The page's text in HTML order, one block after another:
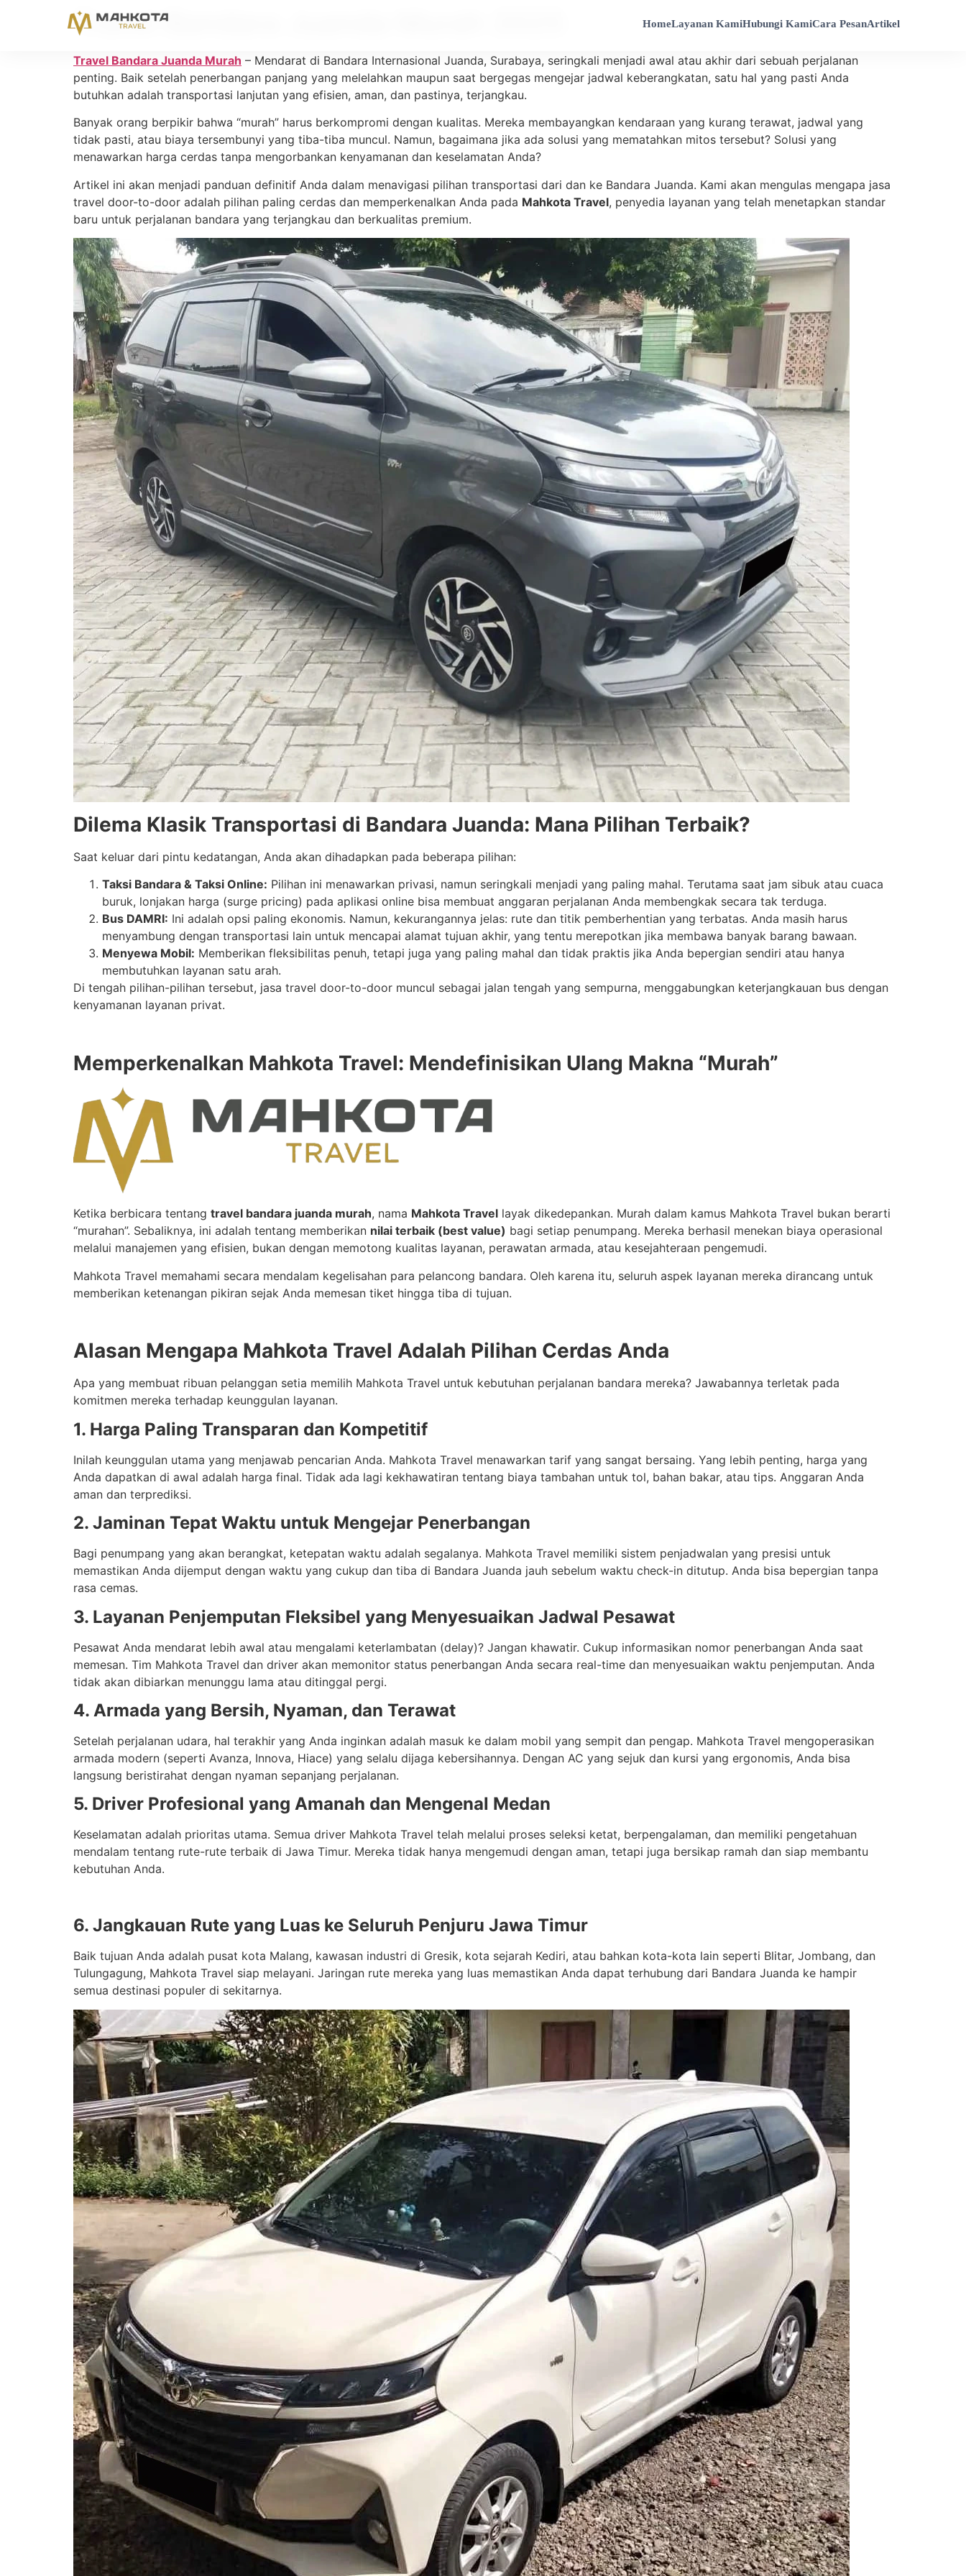
HomeLayanan KamiHubungi KamiCara PesanArtikel
Travel Bandara Juanda Murah 2025
Travel Bandara Juanda Murah – Mendarat di Bandara Internasional Juanda, Surabaya, seringkali menjadi awal atau akhir dari sebuah perjalanan
penting. Baik setelah penerbangan panjang yang melelahkan maupun saat bergegas mengejar jadwal keberangkatan, satu hal yang pasti Anda
butuhkan adalah transportasi lanjutan yang efisien, aman, dan pastinya, terjangkau.
Banyak orang berpikir bahwa “murah” harus berkompromi dengan kualitas. Mereka membayangkan kendaraan yang kurang terawat, jadwal yang
tidak pasti, atau biaya tersembunyi yang tiba-tiba muncul. Namun, bagaimana jika ada solusi yang mematahkan mitos tersebut? Solusi yang
menawarkan harga cerdas tanpa mengorbankan kenyamanan dan keselamatan Anda?
Artikel ini akan menjadi panduan definitif Anda dalam menavigasi pilihan transportasi dari dan ke Bandara Juanda. Kami akan mengulas mengapa jasa
travel door-to-door adalah pilihan paling cerdas dan memperkenalkan Anda pada Mahkota Travel, penyedia layanan yang telah menetapkan standar
baru untuk perjalanan bandara yang terjangkau dan berkualitas premium.
Dilema Klasik Transportasi di Bandara Juanda: Mana Pilihan Terbaik?
Saat keluar dari pintu kedatangan, Anda akan dihadapkan pada beberapa pilihan:
Taksi Bandara & Taksi Online: Pilihan ini menawarkan privasi, namun seringkali menjadi yang paling mahal. Terutama saat jam sibuk atau cuaca
buruk, lonjakan harga (surge pricing) pada aplikasi online bisa membuat anggaran perjalanan Anda membengkak secara tak terduga.
Bus DAMRI: Ini adalah opsi paling ekonomis. Namun, kekurangannya jelas: rute dan titik pemberhentian yang terbatas. Anda masih harus
menyambung dengan transportasi lain untuk mencapai alamat tujuan akhir, yang tentu merepotkan jika membawa banyak barang bawaan.
Menyewa Mobil: Memberikan fleksibilitas penuh, tetapi juga yang paling mahal dan tidak praktis jika Anda bepergian sendiri atau hanya
membutuhkan layanan satu arah.
Di tengah pilihan-pilihan tersebut, jasa travel door-to-door muncul sebagai jalan tengah yang sempurna, menggabungkan keterjangkauan bus dengan
kenyamanan layanan privat.
Memperkenalkan Mahkota Travel: Mendefinisikan Ulang Makna “Murah”
Ketika berbicara tentang travel bandara juanda murah, nama Mahkota Travel layak dikedepankan. Murah dalam kamus Mahkota Travel bukan berarti
“murahan”. Sebaliknya, ini adalah tentang memberikan nilai terbaik (best value) bagi setiap penumpang. Mereka berhasil menekan biaya operasional
melalui manajemen yang efisien, bukan dengan memotong kualitas layanan, perawatan armada, atau kesejahteraan pengemudi.
Mahkota Travel memahami secara mendalam kegelisahan para pelancong bandara. Oleh karena itu, seluruh aspek layanan mereka dirancang untuk
memberikan ketenangan pikiran sejak Anda memesan tiket hingga tiba di tujuan.
Alasan Mengapa Mahkota Travel Adalah Pilihan Cerdas Anda
Apa yang membuat ribuan pelanggan setia memilih Mahkota Travel untuk kebutuhan perjalanan bandara mereka? Jawabannya terletak pada
komitmen mereka terhadap keunggulan layanan.
1. Harga Paling Transparan dan Kompetitif
Inilah keunggulan utama yang menjawab pencarian Anda. Mahkota Travel menawarkan tarif yang sangat bersaing. Yang lebih penting, harga yang
Anda dapatkan di awal adalah harga final. Tidak ada lagi kekhawatiran tentang biaya tambahan untuk tol, bahan bakar, atau tips. Anggaran Anda
aman dan terprediksi.
2. Jaminan Tepat Waktu untuk Mengejar Penerbangan
Bagi penumpang yang akan berangkat, ketepatan waktu adalah segalanya. Mahkota Travel memiliki sistem penjadwalan yang presisi untuk
memastikan Anda dijemput dengan waktu yang cukup dan tiba di Bandara Juanda jauh sebelum waktu check-in ditutup. Anda bisa bepergian tanpa
rasa cemas.
3. Layanan Penjemputan Fleksibel yang Menyesuaikan Jadwal Pesawat
Pesawat Anda mendarat lebih awal atau mengalami keterlambatan (delay)? Jangan khawatir. Cukup informasikan nomor penerbangan Anda saat
memesan. Tim Mahkota Travel dan driver akan memonitor status penerbangan Anda secara real-time dan menyesuaikan waktu penjemputan. Anda
tidak akan dibiarkan menunggu lama atau ditinggal pergi.
4. Armada yang Bersih, Nyaman, dan Terawat
Setelah perjalanan udara, hal terakhir yang Anda inginkan adalah masuk ke dalam mobil yang sempit dan pengap. Mahkota Travel mengoperasikan
armada modern (seperti Avanza, Innova, Hiace) yang selalu dijaga kebersihannya. Dengan AC yang sejuk dan kursi yang ergonomis, Anda bisa
langsung beristirahat dengan nyaman sepanjang perjalanan.
5. Driver Profesional yang Amanah dan Mengenal Medan
Keselamatan adalah prioritas utama. Semua driver Mahkota Travel telah melalui proses seleksi ketat, berpengalaman, dan memiliki pengetahuan
mendalam tentang rute-rute terbaik di Jawa Timur. Mereka tidak hanya mengemudi dengan aman, tetapi juga bersikap ramah dan siap membantu
kebutuhan Anda.
6. Jangkauan Rute yang Luas ke Seluruh Penjuru Jawa Timur
Baik tujuan Anda adalah pusat kota Malang, kawasan industri di Gresik, kota sejarah Kediri, atau bahkan kota-kota lain seperti Blitar, Jombang, dan
Tulungagung, Mahkota Travel siap melayani. Jaringan rute mereka yang luas memastikan Anda dapat terhubung dari Bandara Juanda ke hampir
semua destinasi populer di sekitarnya.